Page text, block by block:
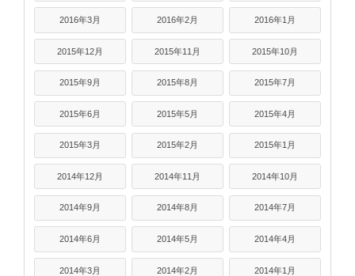
2016年3月 2016年2月 2016年1月
2015年12月 2015年11月 2015年10月
2015年9月 2015年8月 2015年7月
2015年6月 2015年5月 2015年4月
2015年3月 2015年2月 2015年1月
2014年12月 2014年11月 2014年10月
2014年9月 2014年8月 2014年7月
2014年6月 2014年5月 2014年4月
2014年3月 2014年2月 2014年1月